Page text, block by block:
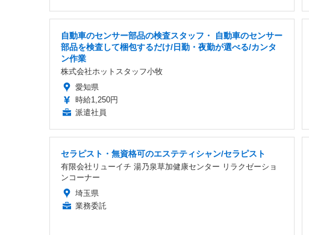
自動車のセンサー部品の検査スタッフ・ 自動車のセンサー
部品を検査して梱包するだけ/日勤・夜勤が選べる/カンタ
ン作業
株式会社ホットスタッフ小牧
愛知県
時給1,250円
派遣社員
セラピスト・無資格可のエステティシャン/セラピスト
有限会社リューイチ 湯乃泉草加健康センター リラクゼーショ
ンコーナー
埼玉県
業務委託